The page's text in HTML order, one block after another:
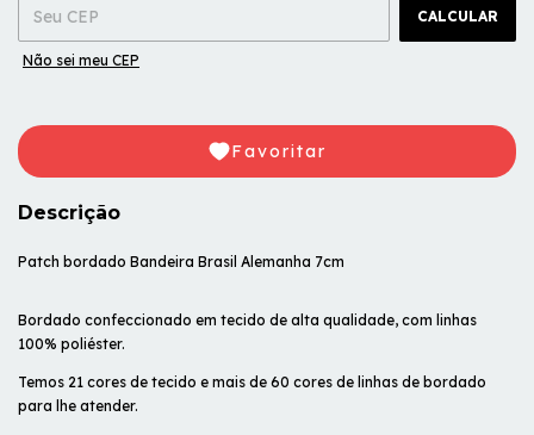
CALCULAR
Não sei meu CEP
Favoritar
Descrição
Patch bordado Bandeira Brasil Alemanha 7cm
Bordado confeccionado em tecido de alta qualidade, com linhas
100% poliéster.
Temos 21 cores de tecido e mais de 60 cores de linhas de bordado
para lhe atender.